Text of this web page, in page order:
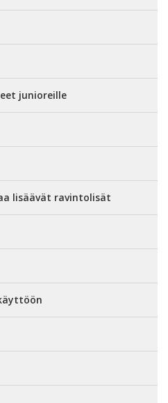
junioreille
lisäävät ravintolisät